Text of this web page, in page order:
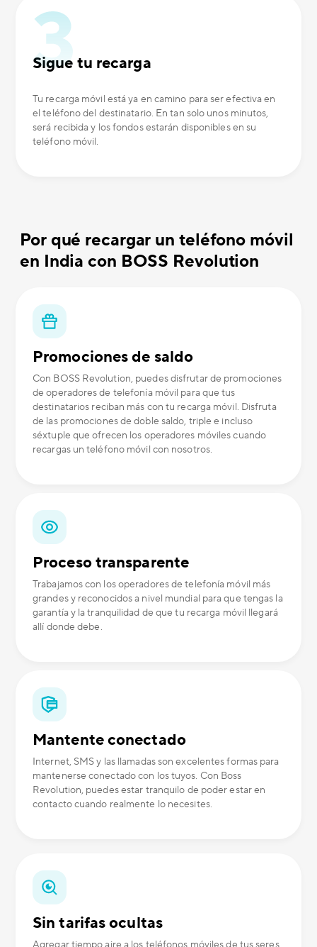
Sigue tu recarga
Tu recarga móvil está ya en camino para ser efectiva en
el teléfono del destinatario. En tan solo unos minutos,
será recibida y los fondos estarán disponibles en su
teléfono móvil.
Por qué recargar un teléfono móvil
en India con BOSS Revolution
Promociones de saldo
Con BOSS Revolution, puedes disfrutar de promociones
de operadores de telefonía móvil para que tus
destinatarios reciban más con tu recarga móvil. Disfruta
de las promociones de doble saldo, triple e incluso
séxtuple que ofrecen los operadores móviles cuando
recargas un teléfono móvil con nosotros.
Proceso transparente
Trabajamos con los operadores de telefonía móvil más
grandes y reconocidos a nivel mundial para que tengas la
garantía y la tranquilidad de que tu recarga móvil llegará
allí donde debe.
Mantente conectado
Internet, SMS y las llamadas son excelentes formas para
mantenerse conectado con los tuyos. Con Boss
Revolution, puedes estar tranquilo de poder estar en
contacto cuando realmente lo necesites.
Sin tarifas ocultas